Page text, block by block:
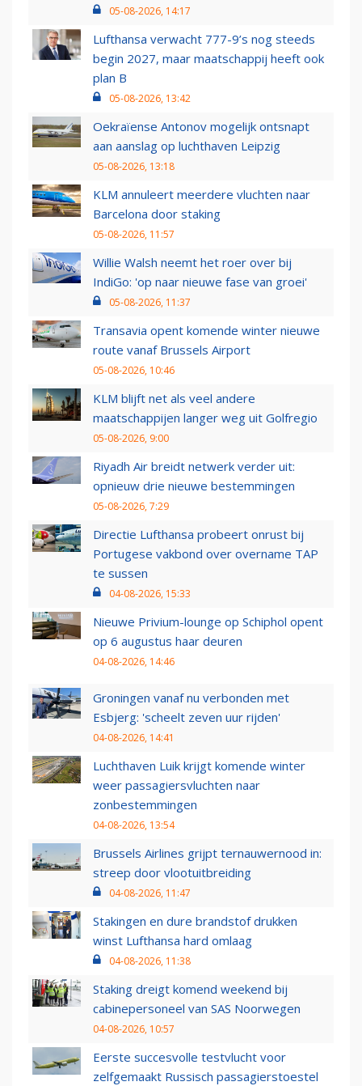
05-08-2026, 14:17
Lufthansa verwacht 777-9’s nog steeds
begin 2027, maar maatschappij heeft ook
plan B
05-08-2026, 13:42
Oekraïense Antonov mogelijk ontsnapt
aan aanslag op luchthaven Leipzig
05-08-2026, 13:18
KLM annuleert meerdere vluchten naar
Barcelona door staking
05-08-2026, 11:57
Willie Walsh neemt het roer over bij
IndiGo: 'op naar nieuwe fase van groei'
05-08-2026, 11:37
Transavia opent komende winter nieuwe
route vanaf Brussels Airport
05-08-2026, 10:46
KLM blijft net als veel andere
maatschappijen langer weg uit Golfregio
05-08-2026, 9:00
Riyadh Air breidt netwerk verder uit:
opnieuw drie nieuwe bestemmingen
05-08-2026, 7:29
Directie Lufthansa probeert onrust bij
Portugese vakbond over overname TAP
te sussen
04-08-2026, 15:33
Nieuwe Privium-lounge op Schiphol opent
op 6 augustus haar deuren
04-08-2026, 14:46
Groningen vanaf nu verbonden met
Esbjerg: 'scheelt zeven uur rijden'
04-08-2026, 14:41
Luchthaven Luik krijgt komende winter
weer passagiersvluchten naar
zonbestemmingen
04-08-2026, 13:54
Brussels Airlines grijpt ternauwernood in:
streep door vlootuitbreiding
04-08-2026, 11:47
Stakingen en dure brandstof drukken
winst Lufthansa hard omlaag
04-08-2026, 11:38
Staking dreigt komend weekend bij
cabinepersoneel van SAS Noorwegen
04-08-2026, 10:57
Eerste succesvolle testvlucht voor
zelfgemaakt Russisch passagierstoestel